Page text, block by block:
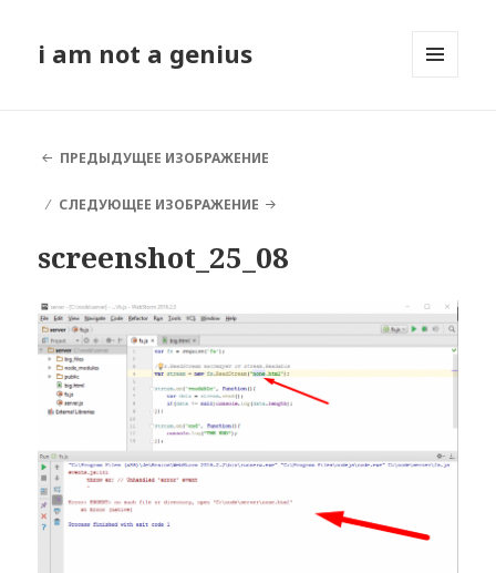
i am not a genius
ПРЕДЫДУЩЕЕ ИЗОБРАЖЕНИЕ
СЛЕДУЮЩЕЕ ИЗОБРАЖЕНИЕ
screenshot_25_08